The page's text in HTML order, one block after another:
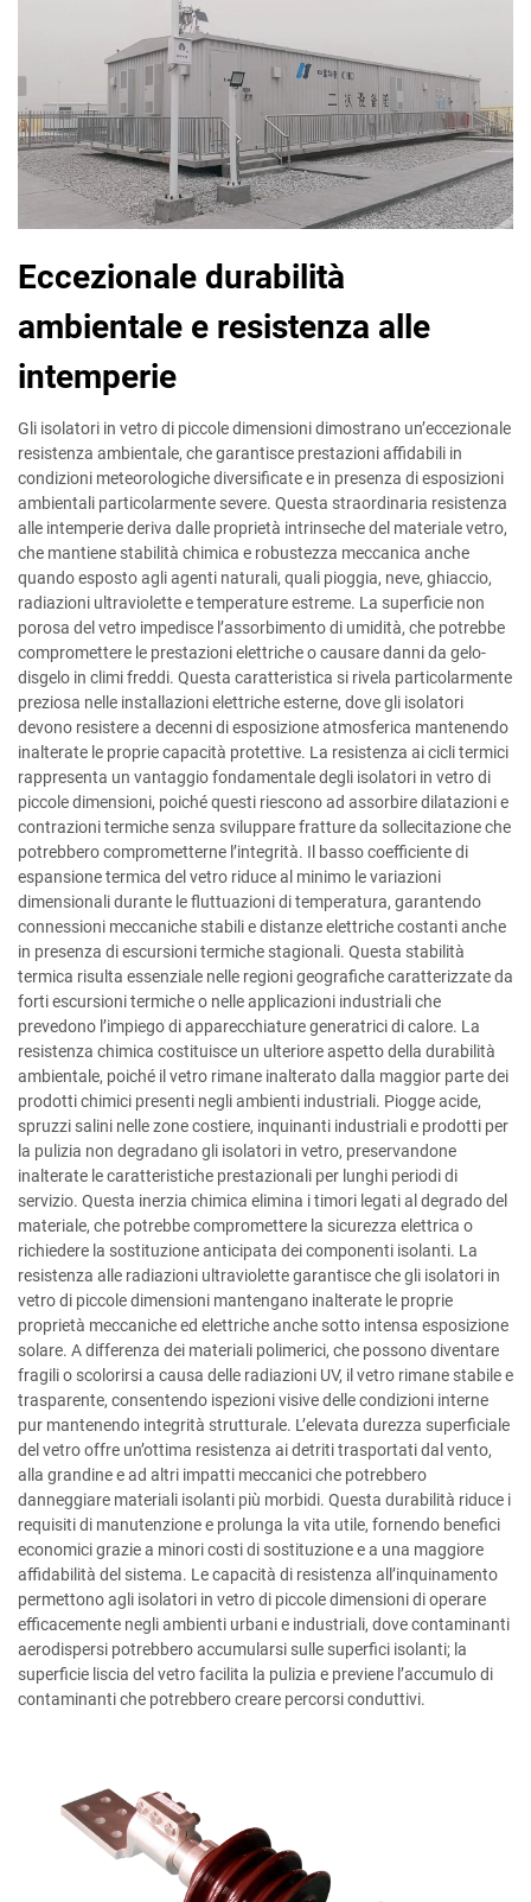
Eccezionale durabilità
ambientale e resistenza alle
intemperie
Gli isolatori in vetro di piccole dimensioni dimostrano un’eccezionale
resistenza ambientale, che garantisce prestazioni affidabili in
condizioni meteorologiche diversificate e in presenza di esposizioni
ambientali particolarmente severe. Questa straordinaria resistenza
alle intemperie deriva dalle proprietà intrinseche del materiale vetro,
che mantiene stabilità chimica e robustezza meccanica anche
quando esposto agli agenti naturali, quali pioggia, neve, ghiaccio,
radiazioni ultraviolette e temperature estreme. La superficie non
porosa del vetro impedisce l’assorbimento di umidità, che potrebbe
compromettere le prestazioni elettriche o causare danni da gelo-
disgelo in climi freddi. Questa caratteristica si rivela particolarmente
preziosa nelle installazioni elettriche esterne, dove gli isolatori
devono resistere a decenni di esposizione atmosferica mantenendo
inalterate le proprie capacità protettive. La resistenza ai cicli termici
rappresenta un vantaggio fondamentale degli isolatori in vetro di
piccole dimensioni, poiché questi riescono ad assorbire dilatazioni e
contrazioni termiche senza sviluppare fratture da sollecitazione che
potrebbero comprometterne l’integrità. Il basso coefficiente di
espansione termica del vetro riduce al minimo le variazioni
dimensionali durante le fluttuazioni di temperatura, garantendo
connessioni meccaniche stabili e distanze elettriche costanti anche
in presenza di escursioni termiche stagionali. Questa stabilità
termica risulta essenziale nelle regioni geografiche caratterizzate da
forti escursioni termiche o nelle applicazioni industriali che
prevedono l’impiego di apparecchiature generatrici di calore. La
resistenza chimica costituisce un ulteriore aspetto della durabilità
ambientale, poiché il vetro rimane inalterato dalla maggior parte dei
prodotti chimici presenti negli ambienti industriali. Piogge acide,
spruzzi salini nelle zone costiere, inquinanti industriali e prodotti per
la pulizia non degradano gli isolatori in vetro, preservandone
inalterate le caratteristiche prestazionali per lunghi periodi di
servizio. Questa inerzia chimica elimina i timori legati al degrado del
materiale, che potrebbe compromettere la sicurezza elettrica o
richiedere la sostituzione anticipata dei componenti isolanti. La
resistenza alle radiazioni ultraviolette garantisce che gli isolatori in
vetro di piccole dimensioni mantengano inalterate le proprie
proprietà meccaniche ed elettriche anche sotto intensa esposizione
solare. A differenza dei materiali polimerici, che possono diventare
fragili o scolorirsi a causa delle radiazioni UV, il vetro rimane stabile e
trasparente, consentendo ispezioni visive delle condizioni interne
pur mantenendo integrità strutturale. L’elevata durezza superficiale
del vetro offre un’ottima resistenza ai detriti trasportati dal vento,
alla grandine e ad altri impatti meccanici che potrebbero
danneggiare materiali isolanti più morbidi. Questa durabilità riduce i
requisiti di manutenzione e prolunga la vita utile, fornendo benefici
economici grazie a minori costi di sostituzione e a una maggiore
affidabilità del sistema. Le capacità di resistenza all’inquinamento
permettono agli isolatori in vetro di piccole dimensioni di operare
efficacemente negli ambienti urbani e industriali, dove contaminanti
aerodispersi potrebbero accumularsi sulle superfici isolanti; la
superficie liscia del vetro facilita la pulizia e previene l’accumulo di
contaminanti che potrebbero creare percorsi conduttivi.